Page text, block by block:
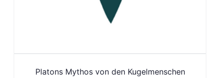
Platons Mythos von den Kugelmenschen